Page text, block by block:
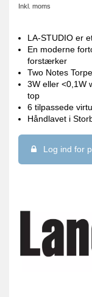
Inkl. moms
LA-STUDIO er
En moderne
forstærker
Two Notes
3W eller <0,1W
top
6 tilpassede
Håndlavet i
Log ind for